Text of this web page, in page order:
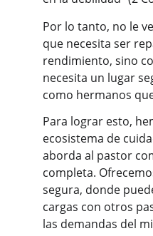
Por lo tanto, no le
que necesita ser
rendimiento, sino
necesita un lugar
como hermanos
Para lograr esto,
ecosistema de
aborda al pastor
completa.
segura, donde
cargas con otros
las demandas del